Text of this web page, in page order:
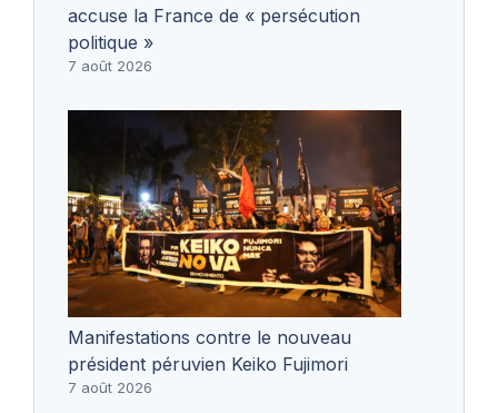
accuse la France de « persécution
politique »
7 août 2026
Manifestations contre le nouveau
président péruvien Keiko Fujimori
7 août 2026